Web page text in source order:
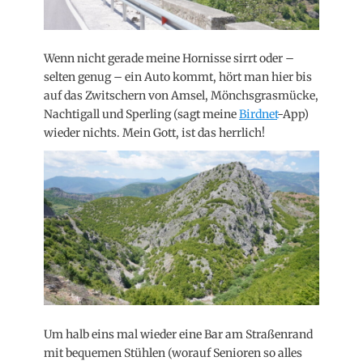
Wenn nicht gerade meine Hornisse sirrt oder –
selten genug – ein Auto kommt, hört man hier bis
auf das Zwitschern von Amsel, Mönchsgrasmücke,
Nachtigall und Sperling (sagt meineBirdnet-App)
wieder nichts. Mein Gott, ist das herrlich!
Um halb eins mal wieder eine Bar am Straßenrand
mit bequemen Stühlen (worauf Senioren so alles